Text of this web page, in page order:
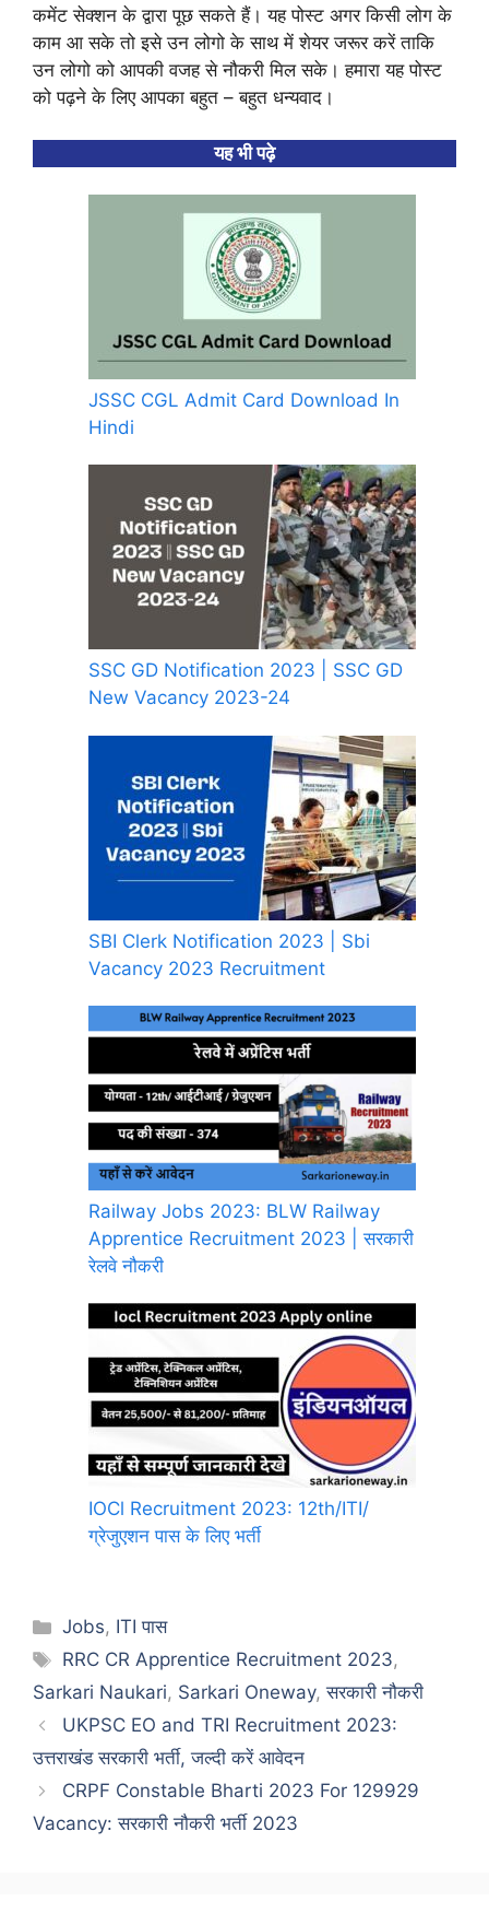
कमेंट सेक्शन के द्वारा पूछ सकते हैं। यह पोस्ट अगर किसी लोग के
काम आ सके तो इसे उन लोगो के साथ में शेयर जरूर करें ताकि
उन लोगो को आपकी वजह से नौकरी मिल सके। हमारा यह पोस्ट
को पढ़ने के लिए आपका बहुत – बहुत धन्यवाद।
यह भी पढ़े
JSSC CGL Admit Card Download In
Hindi
SSC GD Notification 2023 | SSC GD
New Vacancy 2023-24
SBI Clerk Notification 2023 | Sbi
Vacancy 2023 Recruitment
Railway Jobs 2023: BLW Railway
Apprentice Recruitment 2023 | सरकारी
रेलवे नौकरी
IOCl Recruitment 2023: 12th/ITI/
ग्रेजुएशन पास के लिए भर्ती
Categories
Jobs, ITI पास
Tags
RRC CR Apprentice Recruitment 2023,
Sarkari Naukari, Sarkari Oneway,सरकारी नौकरी
UKPSC EO and TRI Recruitment 2023:
उत्तराखंड सरकारी भर्ती, जल्दी करें आवेदन
CRPF Constable Bharti 2023 For 129929
Vacancy: सरकारी नौकरी भर्ती 2023